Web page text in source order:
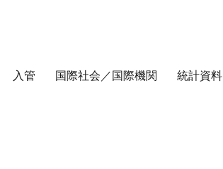
入管 国際社会／国際機関 統計資料